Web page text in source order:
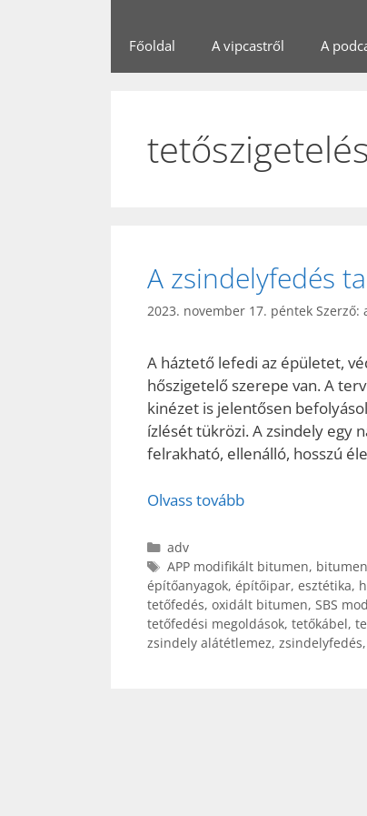
Főoldal A vipcastről A
tetőszigetelés
A zsindelyfedés
2023. november 17. péntek Szerző:
A háztető lefedi az épületet,
hőszigetelő szerepe van. A
kinézet is jelentősen
ízlését tükrözi. A zsindely egy
felrakható, ellenálló, hosszú
Olvass tovább
Kategória
adv
Címkék
APP modifikált bitumen,
építőanyagok, építőipar, esztétika,
tetőfedés, oxidált bitumen, SBS
tetőfedési megoldások, tetőkábel,
zsindely alátétlemez, zsindelyfedés,